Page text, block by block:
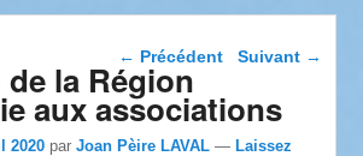
Navigation dans les
← Précédent Suivant →
la Région
aux associations
2020 parJoan Pèire LAVAL —Laissez